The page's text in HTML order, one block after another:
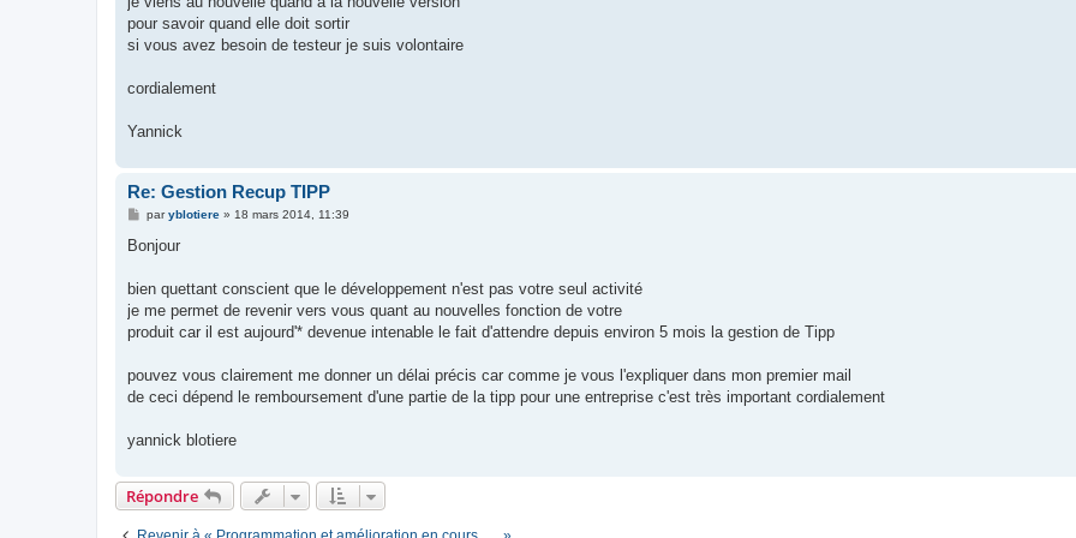
pour savoir quand elle doit sortir
si vous avez besoin de testeur je suis volontaire
cordialement
Yannick
Re: Gestion Recup TIPP
M
s
g
paryblotiere» 18 mars 2014, 11:39
Bonjour
bien quettant conscient que le développement n'est pas votre seul activité
je me permet de revenir vers vous quant au nouvelles fonction de votre
produit car il est aujourd'* devenue intenable le fait d'attendre depuis environ 5 mois la gestion de Tipp
pouvez vous clairement me donner un délai précis car comme je vous l'expliquer dans mon premier mail
de ceci dépend le remboursement d'une partie de la tipp pour une entreprise c'est très important cordialement
yannick blotiere
Répondre